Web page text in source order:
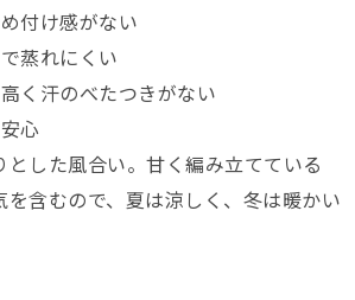
付け感がない
蒸れにくい
く汗のべたつきがない
心
とした風合い。甘く編み立てている
を含むので、夏は涼しく、冬は暖かい